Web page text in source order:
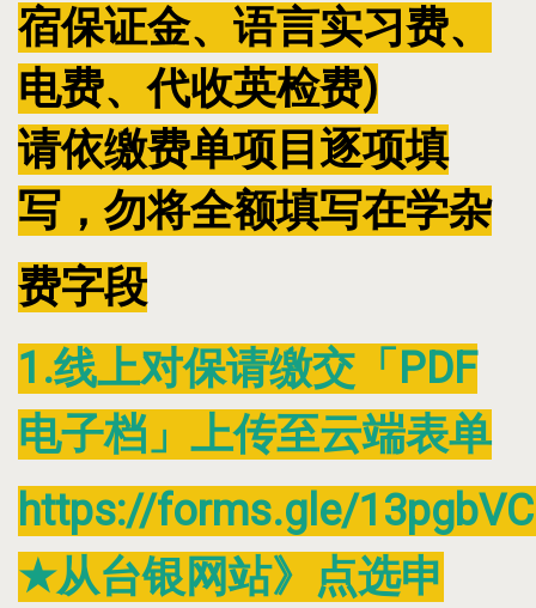
宿保证金、语言实习费、
电费、代收英检费)
请依缴费单项目逐项填
写，勿将全额填写在学杂
费字段
1.线上对保请缴交「PDF
电子档」上传至云端表单
https://forms.gle/
★从台银网站》点选申